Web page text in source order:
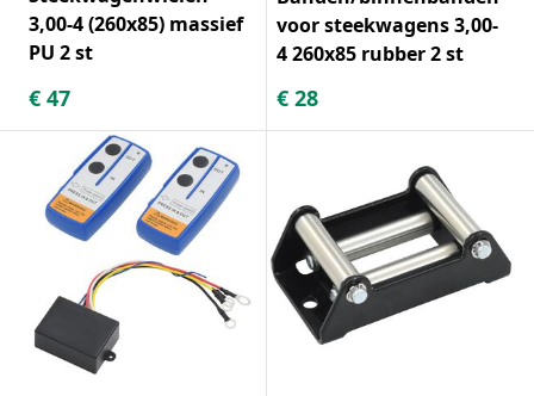
3,00-4 (260x85) massief
PU 2 st
€ 47
voor steekwagens 3,00-
4 260x85 rubber 2 st
€ 28